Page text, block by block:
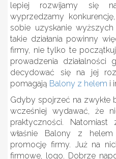
lepiej rozwijamy się
wyprzedzamy
sobie uzyskanie
takie działania powinny
firmy, nie tylko te
prowadzenia działalności
decydować się na jej
pomagają Balony z helem i
Gdyby spojrzeć na zwykłe
wcześniej wydawać, że
praktyczności.
właśnie Balony z
promocję firmy. Już na
firmowe, logo. Dobrze